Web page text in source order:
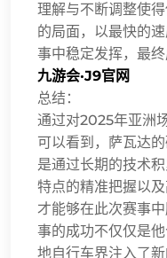
理解与不断调整使
的局面，以最快的
事中稳定发挥，最终
九游会·J9官网
总结：
通过对2025年亚洲
可以看到，萨瓦达
是通过长期的技术
特点的精准把握以
才能够在此次赛事
事的成功不仅仅是
地自行车界注入了新